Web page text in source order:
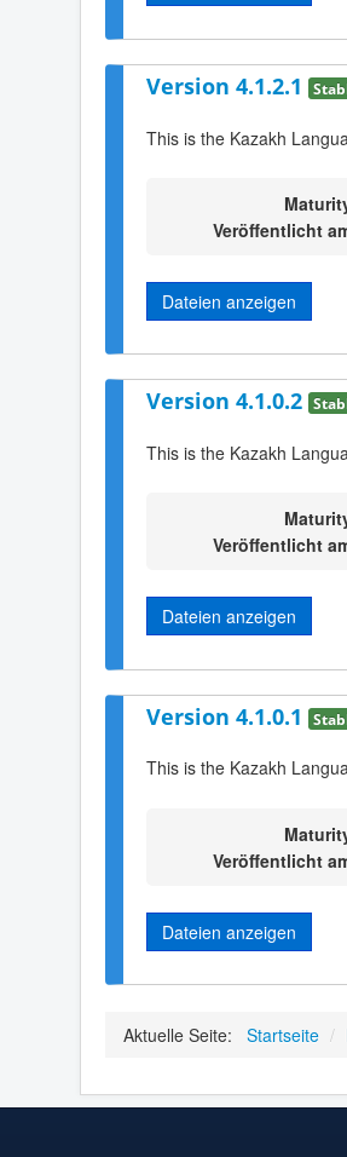
Version 4.1.2.1
This is the Kazakh
Veröffentlicht
Dateien anzeigen
Version 4.1.0.2
This is the Kazakh
Veröffentlicht
Dateien anzeigen
Version 4.1.0.1
This is the Kazakh
Veröffentlicht
Dateien anzeigen
Aktuelle Seite: Startseite /